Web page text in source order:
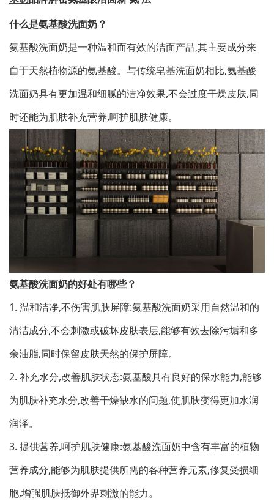
什么是氨基酸洗面奶？
氨基酸洗面奶是一种温和而有效的洁面产品,其主要成分来
自于天然植物源的氨基酸。与传统皂基洗面奶相比,氨基酸
洗面奶具有更加温和细腻的洁净效果,不会过度干燥皮肤,同
时还能为肌肤补充营养,呵护肌肤健康。
氨基酸洗面奶的好处有哪些？
1. 温和洁净,不伤害肌肤屏障:氨基酸洗面奶采用自然温和的
清洁成分,不会刺激或破坏皮肤表层,能够有效去除污垢和多
余油脂,同时保留皮肤天然的保护屏障。
2. 补充水分,改善肌肤状态:氨基酸具有良好的保水能力,能够
为肌肤补充水分,改善干燥缺水的问题,使肌肤变得更加水润
润泽。
3. 提供营养,呵护肌肤健康:氨基酸洗面奶中含有丰富的植物
营养成分,能够为肌肤提供所需的各种营养元素,修复受损细
胞,增强肌肤抵御外界刺激的能力。